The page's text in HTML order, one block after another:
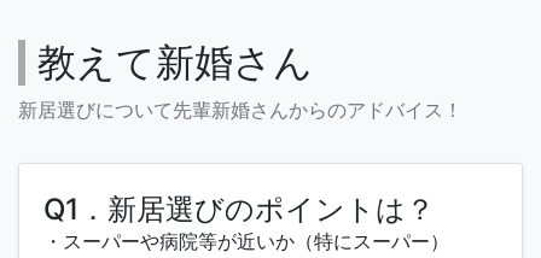
教えて新婚さん
新居選びについて先輩新婚さんからのアドバイス！
Q1．新居選びのポイントは？
・スーパーや病院等が近いか（特にスーパー）